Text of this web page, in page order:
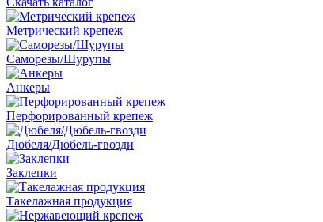
Метрический крепеж
Саморезы/Шурупы
Анкеры
Перфорированный крепеж
Дюбеля/Дюбель-гвозди
Заклепки
Такелажная продукция